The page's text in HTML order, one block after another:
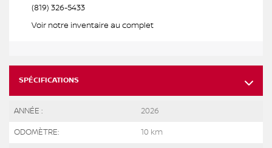
SPÉCIFICATIONS
ANNÉE : 2026
ODOMÈTRE: 10 km
(819) 326-5433
Voir notre inventaire au complet